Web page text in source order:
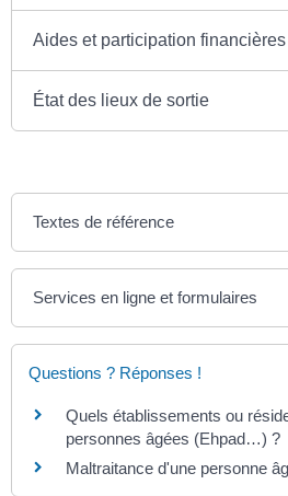
Aides et participation financières
État des lieux de sortie
Textes de référence
Services en ligne et formulaires
Questions ? Réponses !
Quels établissements ou
personnes âgées (Ehpad…) ?
Maltraitance d'une personne